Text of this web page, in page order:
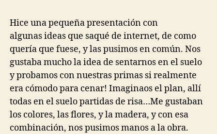
Hice una pequeña presentación con
algunas ideas que saqué de internet, de como
quería que fuese, y las pusimos en común. Nos
gustaba mucho la idea de sentarnos en el suelo
y probamos con nuestras primas si realmente
era cómodo para cenar! Imaginaos el plan, allí
todas en el suelo partidas de risa…Me gustaban
los colores, las flores, y la madera, y con esa
combinación, nos pusimos manos a la obra.